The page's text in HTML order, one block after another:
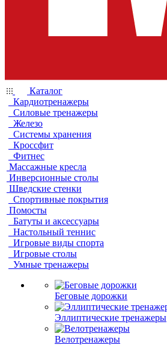
Каталог
Кардиотренажеры
Силовые тренажеры
Железо
Системы хранения
Кроссфит
Фитнес
Массажные кресла
Инверсионные столы
Шведские стенки
Спортивные покрытия
Помосты
Батуты и аксессуары
Настольный теннис
Игровые виды спорта
Игровые столы
Умные тренажеры
Беговые дорожки
Эллиптические тренажеры
Велотренажеры